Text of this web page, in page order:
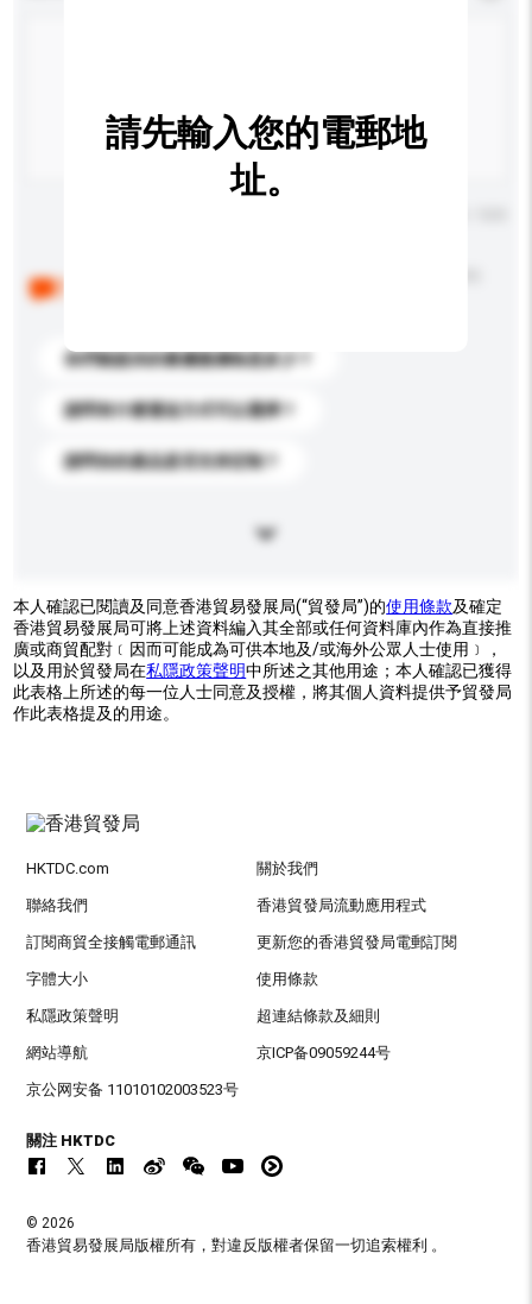
你們能提供的最優惠價格是多少？
請問有什麼運送方式可以選擇？
請問你的產品是否支持定制？
請先輸入您的電郵地
址。
本人確認已閱讀及同意香港貿易發展局(“貿發局”)的使用條款及確定
香港貿易發展局可將上述資料編入其全部或任何資料庫內作為直接推
廣或商貿配對﹝因而可能成為可供本地及/或海外公眾人士使用﹞，
以及用於貿發局在私隱政策聲明中所述之其他用途；本人確認已獲得
此表格上所述的每一位人士同意及授權，將其個人資料提供予貿發局
作此表格提及的用途。
HKTDC.com 關於我們
聯絡我們 香港貿發局流動應用程式
訂閱商貿全接觸電郵通訊 更新您的香港貿發局電郵訂閱
字體大小 使用條款
私隱政策聲明 超連結條款及細則
網站導航 京ICP备09059244号
京公网安备 11010102003523号
關注 HKTDC
© 2026
香港貿易發展局版權所有，對違反版權者保留一切追索權利 。